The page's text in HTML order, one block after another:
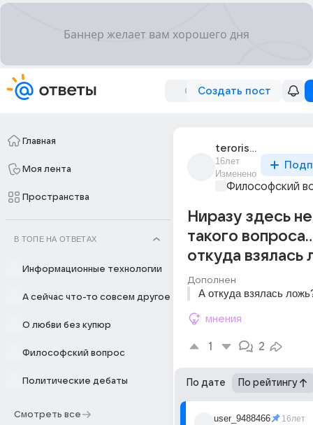
Создать пост
Главная
Моя лента
Пространства
В ТОПЕ НА ОТВЕТАХ
Информационные технологии
А сейчас что-то совсем другое
О любви без купюр
Философский вопрос
Политические дебаты
Смотреть все
teroristdiversant
16лет
Изменено
Философский
Ниразу здесь
такого
откуда взялась
Дополнен
А откуда взялась
мнения
1 2
По дате По рейтингу
user_9488466 16лет